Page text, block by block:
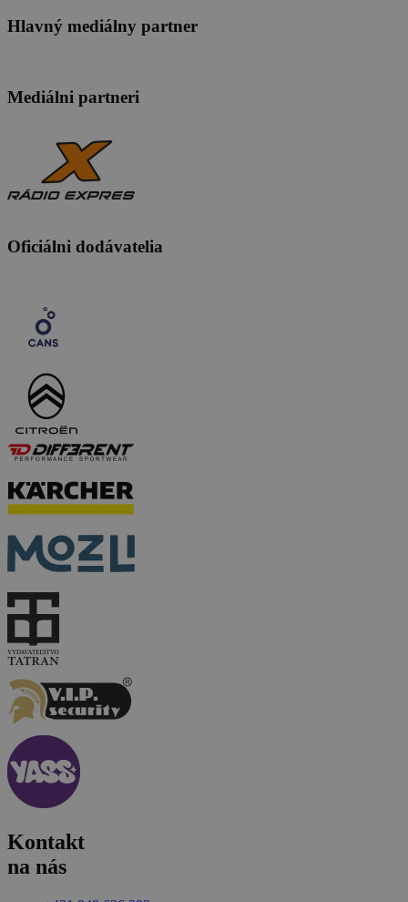
Hlavný mediálny partner
Mediálni partneri
Oficiálni dodávatelia
Kontakt
na nás